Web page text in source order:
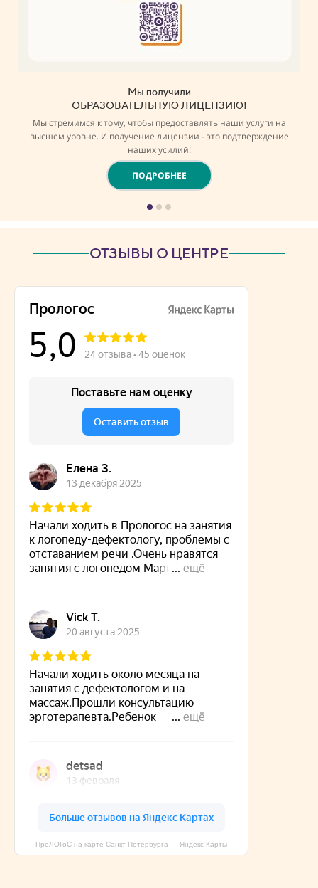
Мы получили
ОБРАЗОВАТЕЛЬНУЮ ЛИЦЕНЗИЮ!
Мы стремимся к тому, чтобы предоставлять наши услуги на
высшем уровне. И получение лицензии - это подтверждение
наших усилий!
ПОДРОБНЕЕ
ОТЗЫВЫ О ЦЕНТРЕ
ПроЛОГоС на карте Санкт‑Петербурга — Яндекс Карты